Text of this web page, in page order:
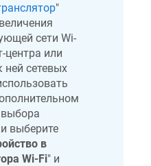
"
сети Wi-
центра или
сетевых
выберите
в
Wi-Fi" и